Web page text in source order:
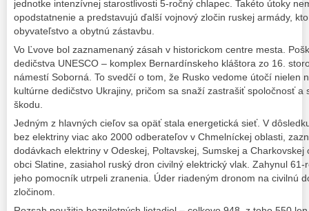
jednotke intenzívnej starostlivosti 5-ročný chlapec. Takéto útoky
opodstatnenie a predstavujú ďalší vojnový zločin ruskej armády,
obyvateľstvo a obytnú zástavbu.
Vo Ľvove bol zaznamenaný zásah v historickom centre mesta.
dedičstva UNESCO – komplex Bernardínskeho kláštora zo 16.
námestí Soborná. To svedčí o tom, že Rusko vedome útočí nielen
kultúrne dedičstvo Ukrajiny, pričom sa snaží zastrašiť spoločnosť a
škodu.
Jedným z hlavných cieľov sa opäť stala energetická sieť. V
bez elektriny viac ako 2000 odberateľov v Chmelníckej oblasti,
dodávkach elektriny v Odeskej, Poltavskej, Sumskej a
obci Slatine, zasiahol ruský dron civilný elektrický vlak. Zahynul
jeho pomocník utrpeli zranenia. Úder riadeným dronom na civilnú
zločinom.